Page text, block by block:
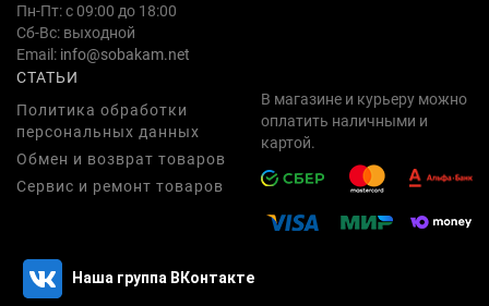
Пн-Пт: с 09:00 до 18:00
Сб-Вс: выходной
Email: info@sobakam.net
СТАТЬИ
Политика обработки
персональных данных
Обмен и возврат товаров
Сервис и ремонт товаров
В магазине и курьеру можно
оплатить наличными и
картой.
Наша группа ВКонтакте